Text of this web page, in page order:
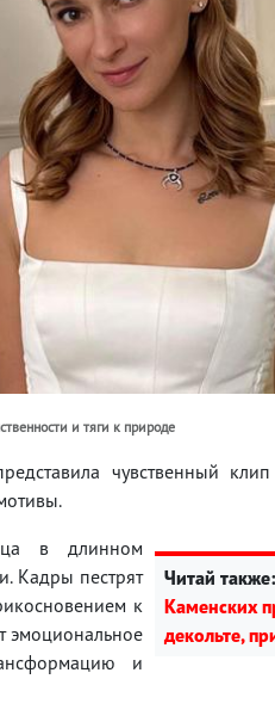
и тяги к природе
чувственный
Читай также:
Каменских
декольте,
в длинном
Кадры пестрят
к
эмоциональное
и